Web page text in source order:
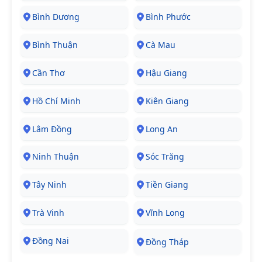
Bình Dương Bình Phước
Bình Thuận Cà Mau
Cần Thơ Hậu Giang
Hồ Chí Minh Kiên Giang
Lâm Đồng Long An
Ninh Thuận Sóc Trăng
Tây Ninh Tiền Giang
Trà Vinh Vĩnh Long
Đồng Nai Đồng Tháp